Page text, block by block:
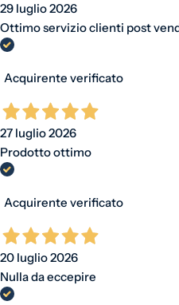
29 luglio 2026
Ottimo servizio clienti post
Acquirente verificato
27 luglio 2026
Prodotto ottimo
Acquirente verificato
20 luglio 2026
Nulla da eccepire